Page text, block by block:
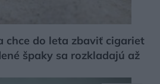
chce do leta zbaviť cigariet
špaky sa rozkladajú až